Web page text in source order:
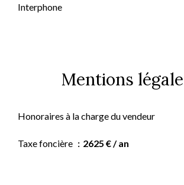
Interphone
Mentions
Honoraires à la charge du vendeur
Taxe foncière 2625 € / an